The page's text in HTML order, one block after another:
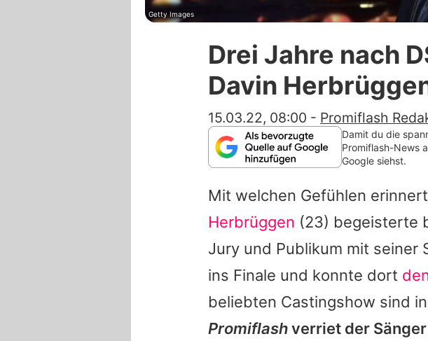
Getty Images
Drei Jahre nach
Davin
15.03.22, 08:00 - Promiflash
Damit du die
Promiflash-News
Google siehst.
Mit welchen Gefühlen
Herbrüggen (23) begeisterte
Jury und Publikum mit seiner
ins Finale und konnte dort
beliebten Castingshow sind
Promiflashverriet der